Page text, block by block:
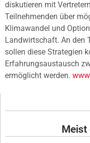
diskutieren mit
Teilnehmenden über
Klimawandel und
Landwirtschaft. An den
sollen diese Strategien
Erfahrungsaustausch
ermöglicht werden.
Meist